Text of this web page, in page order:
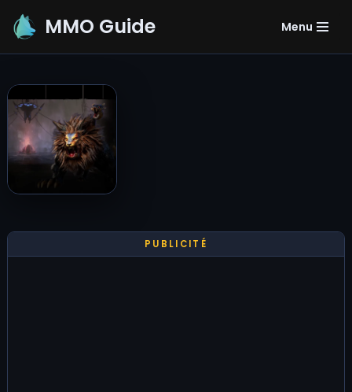
Aller
contenu
MMO Guide Menu